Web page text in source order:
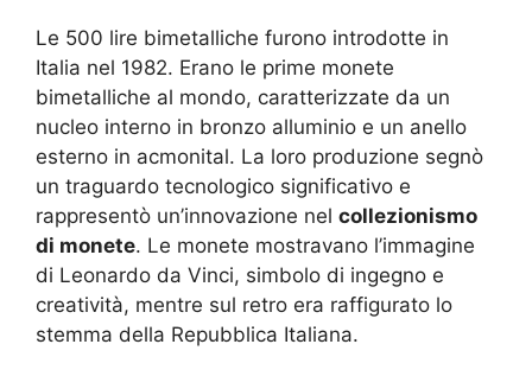
Le 500 lire bimetalliche furono introdotte in
Italia nel 1982. Erano le prime monete
bimetalliche al mondo, caratterizzate da un
nucleo interno in bronzo alluminio e un anello
esterno in acmonital. La loro produzione segnò
un traguardo tecnologico significativo e
rappresentò un’innovazione nel collezionismo
di monete. Le monete mostravano l’immagine
di Leonardo da Vinci, simbolo di ingegno e
creatività, mentre sul retro era raffigurato lo
stemma della Repubblica Italiana.